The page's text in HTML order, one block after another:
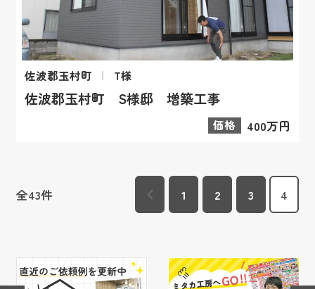
佐波郡玉村町 T様
佐波郡玉村町 S様邸 増築工事
価格 400万円
全43件 1 2 3 4